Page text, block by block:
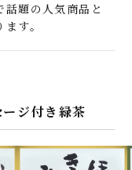
話題の人気商品と
す。
ジ付き緑茶